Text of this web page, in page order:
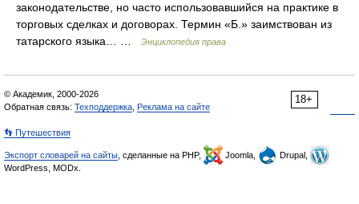
законодательстве, но часто использовавшийся на практике в
торговых сделках и договорах. Термин «Б.» заимствован из
татарского языка… …
Энциклопедия права
18+
© Академик, 2000-2026
Обратная связь: Техподдержка Реклама на сайте
👣 Путешествия
Экспорт словарей на сайты , сделанные на PHP, Joomla,
Drupal,
WordPress, MODx.